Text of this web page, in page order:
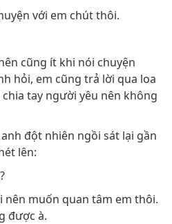
với em chút thôi.
cũng ít khi nói chuyện
hỏi, em cũng trả lời qua loa
tay người yêu nên không
đột nhiên ngồi sát lại gần
lên:
nên muốn quan tâm em thôi.
được à.